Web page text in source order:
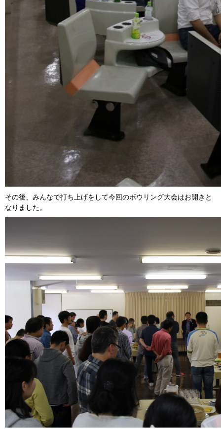
その後、みんなで打ち上げをして今回のボウリング大会はお開きと
なりました。